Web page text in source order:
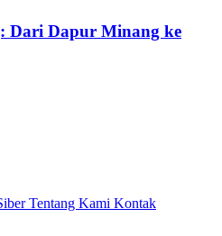
Dari Dapur Minang ke
Tentang Kami Kontak